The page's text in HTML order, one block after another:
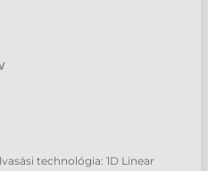
technológia: 1D Linear